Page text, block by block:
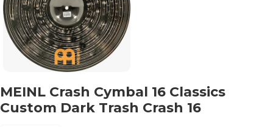
MEINL Crash Cymbal 16 Classics
Custom Dark Trash Crash 16